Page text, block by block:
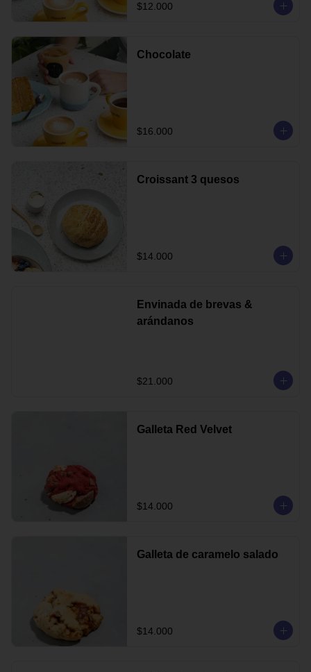
$12.000
Chocolate
$16.000
Croissant 3 quesos
$14.000
Envinada de brevas &
arándanos
$21.000
Galleta Red Velvet
$14.000
Galleta de caramelo salado
$14.000